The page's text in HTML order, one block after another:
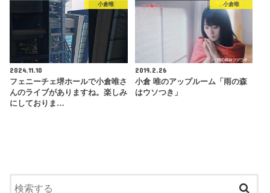
小倉唯
2024.11.10
フェニーチェ堺ホールで小倉唯さ
んのライブがありますね。楽しみ
にしておりま…
小倉唯
2019.2.26
小倉 唯のアップルーム「雨の森
はウソつき」